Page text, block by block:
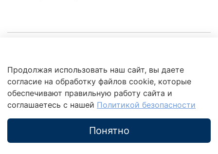
Клиентам
Это интересно
Продолжая использовать наш сайт, вы даете
согласие на обработку файлов cookie, которые
обеспечивают правильную работу сайта и
соглашаетесь с нашей Политикой безопасности
Понятно
обработки